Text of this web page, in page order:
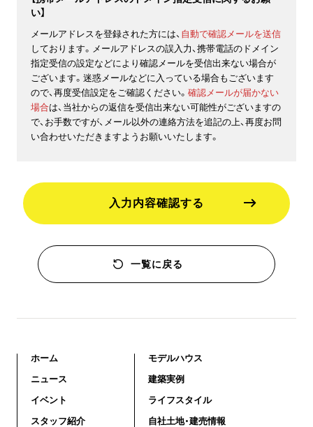
い】
メールアドレスを登録された方には、 自動で確認メールを送信
しております。メールアドレスの誤入力、携帯電話のドメイン
指定受信の設定などにより確認メールを受信出来ない場合が
ございます。迷惑メールなどに入っている場合もございます
ので、再度受信設定をご確認ください。 確認メールが届かない
場合は、当社からの返信を受信出来ない可能性がございますの
で、お手数ですが、メール以外の連絡方法を追記の上、再度お問
い合わせいただきますようお願いいたします。
入力内容確認する
一覧に戻る
ホーム
ニュース
イベント
スタッフ紹介
モデルハウス
建築実例
ライフスタイル
自社土地・建売情報